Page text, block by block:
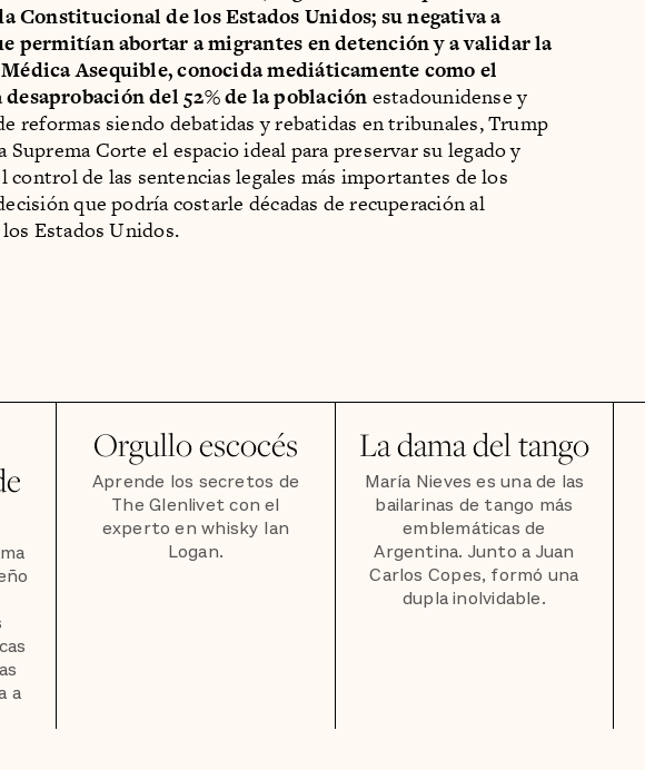
Constitucional de los Estados Unidos; su negativa a
permitían abortar a migrantes en detención y a validar la
Asequible, conocida mediáticamente como el
desaprobación del 52% de la población estadounidense y
reformas siendo debatidas y rebatidas en tribunales, Trump
Suprema Corte el espacio ideal para preservar su legado y
control de las sentencias legales más importantes de los
que podría costarle décadas de recuperación al
Estados Unidos.
a
Orgullo escocés
Aprende los secretos de
The Glenlivet con el
experto en whisky Ian
Logan.
La dama del tango
María Nieves es una de las
bailarinas de tango más
emblemáticas de
Argentina. Junto a Juan
Carlos Copes, formó una
dupla inolvidable.